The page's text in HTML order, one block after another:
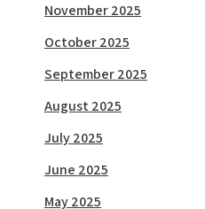
November 2025
October 2025
September 2025
August 2025
July 2025
June 2025
May 2025